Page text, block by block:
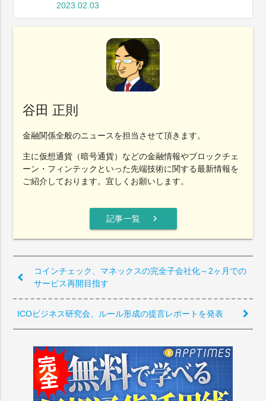
2023.02.03
谷田 正則
金融関係全般のニュースを担当させて頂きます。
主に仮想通貨（暗号通貨）などの金融情報やブロックチェ
ーン・フィンテックといった先端技術に関する最新情報を
ご紹介しております。宜しくお願いします。
記事一覧 chevron_right
コインチェック、マネックスの完全子会社化～2ヶ月での
サービス再開目指す
ICOビジネス研究会、ルール形成の提言レポートを発表